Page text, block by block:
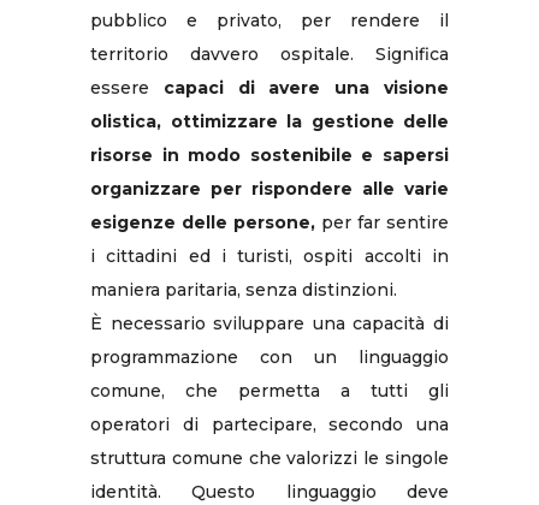
pubblico e privato, per rendere il
territorio davvero ospitale. Significa
essere capaci di avere una visione
olistica, ottimizzare la gestione delle
risorse in modo sostenibile e sapersi
organizzare per rispondere alle varie
esigenze delle persone, per far sentire
i cittadini ed i turisti, ospiti accolti in
maniera paritaria, senza distinzioni.
È necessario sviluppare una capacità di
programmazione con un linguaggio
comune, che permetta a tutti gli
operatori di partecipare, secondo una
struttura comune che valorizzi le singole
identità. Questo linguaggio deve